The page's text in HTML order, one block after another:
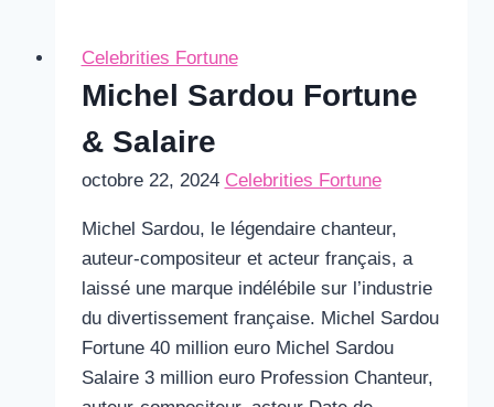
Celebrities Fortune
Michel Sardou Fortune
& Salaire
octobre 22, 2024 Celebrities Fortune
Michel Sardou, le légendaire chanteur,
auteur-compositeur et acteur français, a
laissé une marque indélébile sur l’industrie
du divertissement française. Michel Sardou
Fortune 40 million euro Michel Sardou
Salaire 3 million euro Profession Chanteur,